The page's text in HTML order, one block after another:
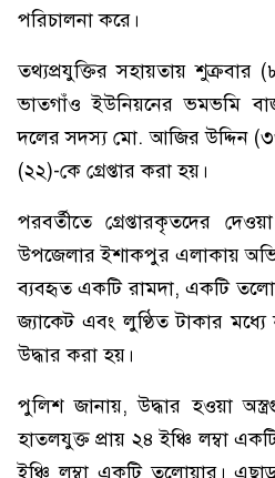
পরিচালনা করে।
তথ্যপ্রযুক্তির সহায়তায় শুক্রবার
ভাতগাঁও ইউনিয়নের ভমভমি
দলের সদস্য মো. আজির উদ্দিন
(২২)-কে গ্রেপ্তার করা হয়।
পরবর্তীতে গ্রেপ্তারকৃতদের
উপজেলার ইশাকপুর এলাকায়
ব্যবহৃত একটি রামদা, একটি
জ্যাকেট এবং লুণ্ঠিত টাকার
উদ্ধার করা হয়।
পুলিশ জানায়, উদ্ধার হওয়া
হাতলযুক্ত প্রায় ২৪ ইঞ্চি লম্বা
ইঞ্চি লম্বা একটি তলোয়ার।